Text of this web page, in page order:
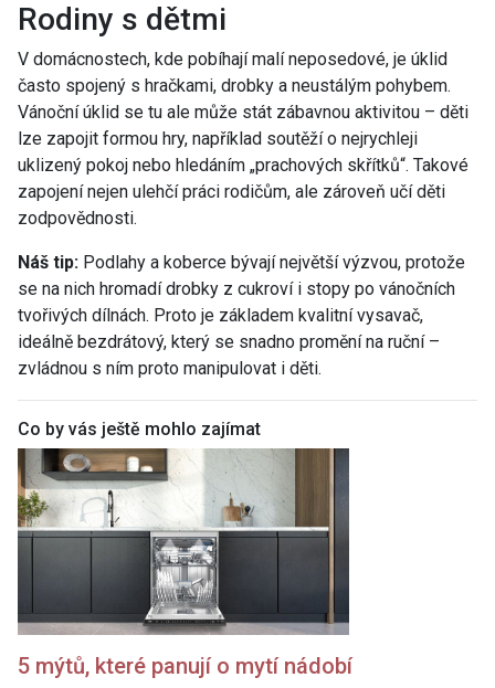
Rodiny s dětmi
V domácnostech, kde pobíhají malí neposedové, je úklid
často spojený s hračkami, drobky a neustálým pohybem.
Vánoční úklid se tu ale může stát zábavnou aktivitou – děti
lze zapojit formou hry, například soutěží o nejrychleji
uklizený pokoj nebo hledáním „prachových skřítků“. Takové
zapojení nejen ulehčí práci rodičům, ale zároveň učí děti
zodpovědnosti.
Náš tip: Podlahy a koberce bývají největší výzvou, protože
se na nich hromadí drobky z cukroví i stopy po vánočních
tvořivých dílnách. Proto je základem kvalitní vysavač,
ideálně bezdrátový, který se snadno promění na ruční –
zvládnou s ním proto manipulovat i děti.
Co by vás ještě mohlo zajímat
5 mýtů, které panují o mytí nádobí